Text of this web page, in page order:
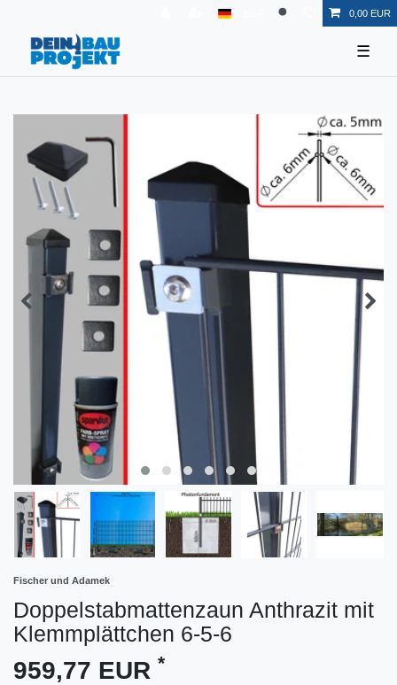
0,00 EUR
☰
Fischer und Adamek
Doppelstabmattenzaun Anthrazit mit
Klemmplättchen 6-5-6
959,77 EUR *